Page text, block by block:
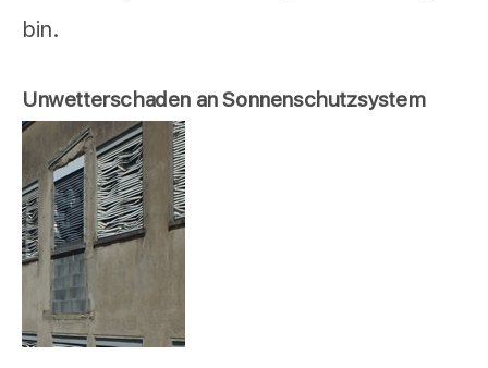
bin.
Unwetterschaden an Sonnenschutzsystem